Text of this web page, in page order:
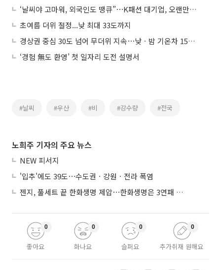
‘날씨야 고마워, 외국인도 땡큐”⋯K패션 대기업, 오랜만에 실적 ‘기지개’
초여름 더위 절정...낮 최대 33도까지
경상권 중심 30도 넘어 무더위 지속⋯낮ㆍ밤 기온차 15도 안팎
‘경험 無도 환영’ 첫 일자리 도전 설명서
#날씨 #우산 #비 #강수량 #전국
노희주 기자의 주요 뉴스
NEW 피서지
'입추'에도 39도⋯수도권ㆍ강원ㆍ전라 폭염
젠지, 풀세트 끝 한화생명 제압⋯한화생명은 3연패 수렁
좋아요
0
화나요
0
슬퍼요
0
추가취재 원해요
0